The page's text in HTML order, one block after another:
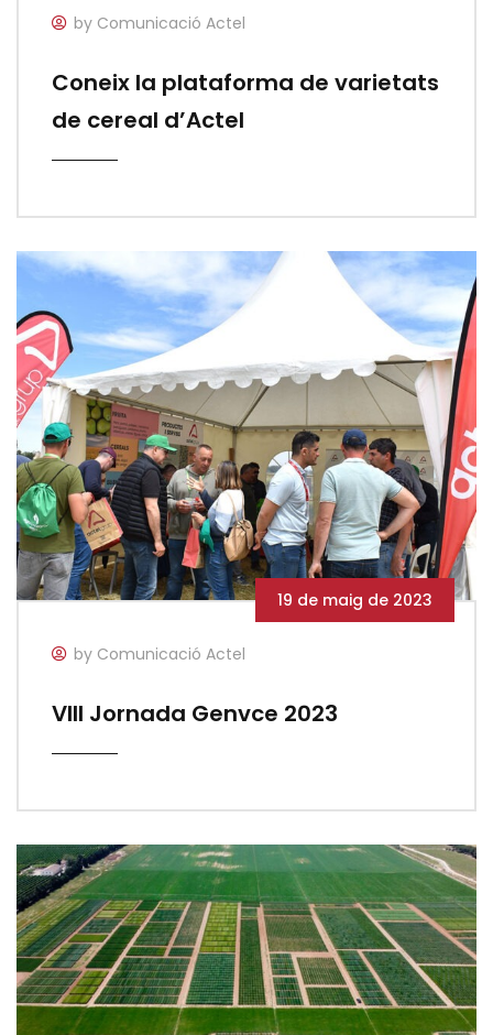
by Comunicació Actel
Coneix la plataforma de varietats
de cereal d’Actel
19 de maig de 2023
by Comunicació Actel
VIII Jornada Genvce 2023